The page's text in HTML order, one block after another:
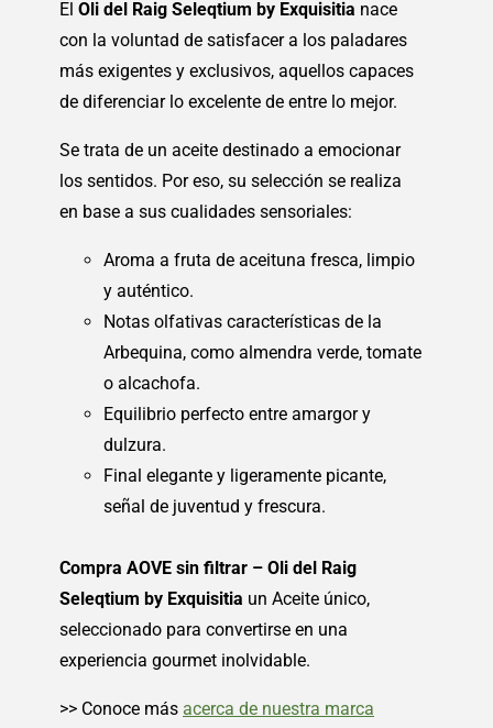
El Oli del Raig Seleqtium by Exquisitia nace
con la voluntad de satisfacer a los paladares
más exigentes y exclusivos, aquellos capaces
de diferenciar lo excelente de entre lo mejor.
Se trata de un aceite destinado a emocionar
los sentidos. Por eso, su selección se realiza
en base a sus cualidades sensoriales:
Aroma a fruta de aceituna fresca, limpio
y auténtico.
Notas olfativas características de la
Arbequina, como almendra verde, tomate
o alcachofa.
Equilibrio perfecto entre amargor y
dulzura.
Final elegante y ligeramente picante,
señal de juventud y frescura.
Compra AOVE sin filtrar – Oli del Raig
Seleqtium by Exquisitia un Aceite único,
seleccionado para convertirse en una
experiencia gourmet inolvidable.
>> Conoce más acerca de nuestra marca